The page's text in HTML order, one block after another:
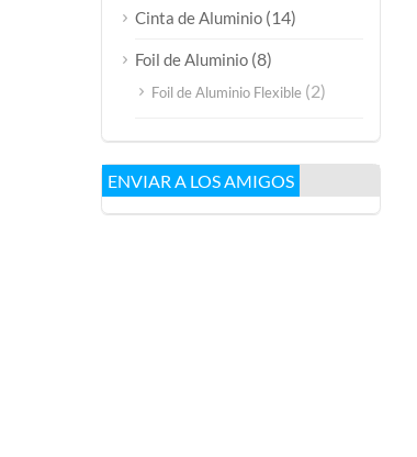
Cinta de Aluminio (14)
Foil de Aluminio (8)
Foil de Aluminio Flexible (2)
ENVIAR A LOS AMIGOS